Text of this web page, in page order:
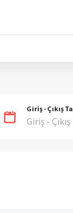
Giriş - Çıkış
Giriş -